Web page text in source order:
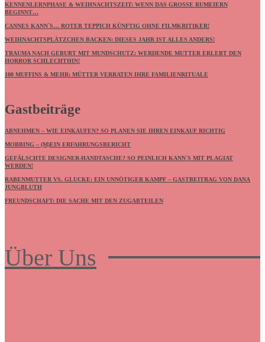
KENNENLERNPHASE & WEIHNACHTSZEIT: WENN DAS GROSSE RUMEIERN B
EGINNT…
CANNES KANN`S… ROTER TEPPICH KÜNFTIG OHNE FILMKRITIKER!
WEIHNACHTSPLÄTZCHEN BACKEN: DIESES JAHR IST ALLES ANDERS!
TRAUMA NACH GEBURT MIT MUNDSCHUTZ: WERDENDE MUTTER ERLEBT DEN
HORROR SCHLECHTHIN!
100 MUFFINS & MEHR: MÜTTER VERRATEN IHRE FAMILIENRITUALE
Gastbeiträge
ABNEHMEN – WIE EINKAUFEN? SO PLANEN SIE IHREN EINKAUF RICHTIG
MOBBING – (M)EIN ERFAHRUNGSBERICHT
GEFÄLSCHTE DESIGNER-HANDTASCHE? SO PEINLICH KANN`S MIT PLAGIAT
WERDEN!
RABENMUTTER VS. GLUCKE: EIN UNNÖTIGER KAMPF – GASTBEITRAG VON DANA
JUNGBLUTH
FREUNDSCHAFT: DIE SACHE MIT DEN ZUGABTEILEN
Über Uns